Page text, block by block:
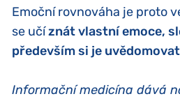
Emoční rovnováha je proto
se učíznát vlastní emoce,
především si je
Informační medicína dává